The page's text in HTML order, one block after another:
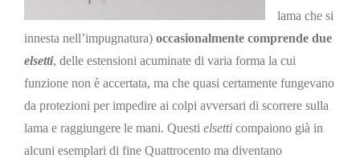
lama che si
innesta nell’impugnatura) occasionalmente comprende due
elsetti, delle estensioni acuminate di varia forma la cui
funzione non è accertata, ma che quasi certamente fungevano
da protezioni per impedire ai colpi avversari di scorrere sulla
lama e raggiungere le mani. Questi elsetticompaiono già in
alcuni esemplari di fine Quattrocento ma diventano